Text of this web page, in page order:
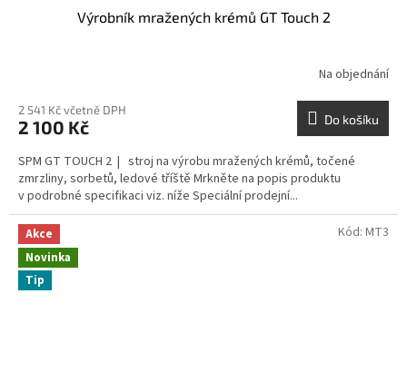
Výrobník mražených krémů GT Touch 2
Na objednání
2 541 Kč včetně DPH
2 100 Kč Do košíku
SPM GT TOUCH 2 | stroj na výrobu mražených krémů, točené
zmrzliny, sorbetů, ledové tříště Mrkněte na popis produktu
v podrobné specifikaci viz. níže Speciální prodejní...
Akce
Novinka
Tip
Kód: MT3